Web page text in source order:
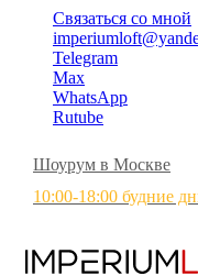
Связаться со мной
Telegram
Max
WhatsApp
Rutube
Шоурум в Москве
10:00-18:00 будние